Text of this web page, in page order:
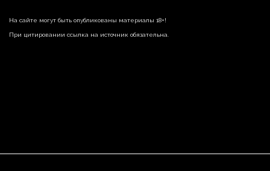
На сайте могут быть опубликованы материалы 18+!
При цитировании ссылка на источник обязательна.